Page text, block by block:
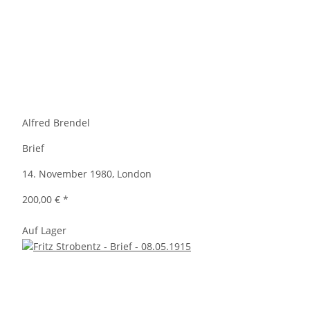
Alfred Brendel
Brief
14. November 1980, London
200,00 € *
Auf Lager